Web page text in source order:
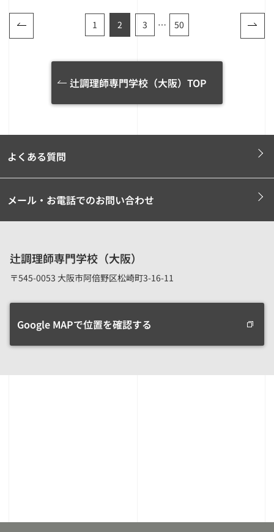
1 2 3 … 50
辻調理師専門学校（大阪）TOP
よくある質問
メール・お電話でのお問い合わせ
辻調理師専門学校（大阪）
〒545-0053 大阪市阿倍野区松崎町3-16-11
Google MAPで位置を確認する